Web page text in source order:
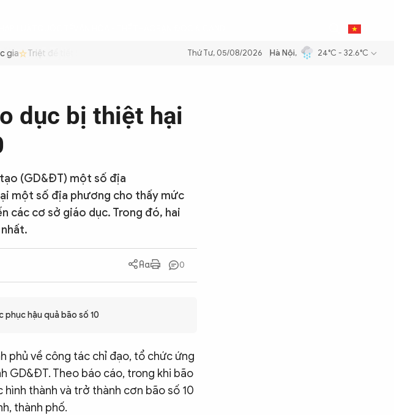
Triệt để tiết kiệm xăng dầu để đảm bảo an ninh năng lượng quốc gia Thực hiện Nghị quyết
Thứ Tư, 05/08/2026 Hà Nội, 24°C - 32.6°C
dục bị thiệt hại
(GD&ĐT) một số địa
một số địa phương cho thấy mức
các cơ sở giáo dục. Trong đó, hai
0
hậu quả bão số 10
phủ về công tác chỉ đạo, tổ chức ứng
GD&ĐT. Theo báo cáo, trong khi bão
hình thành và trở thành cơn bão số 10
thành phố.